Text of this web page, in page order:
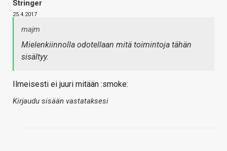
Stringer
25.4.2017
majm
Mielenkiinnolla odotellaan mitä toimintoja tähän
sisältyy.
Ilmeisesti ei juuri mitään :smoke:
Kirjaudu sisään vastataksesi